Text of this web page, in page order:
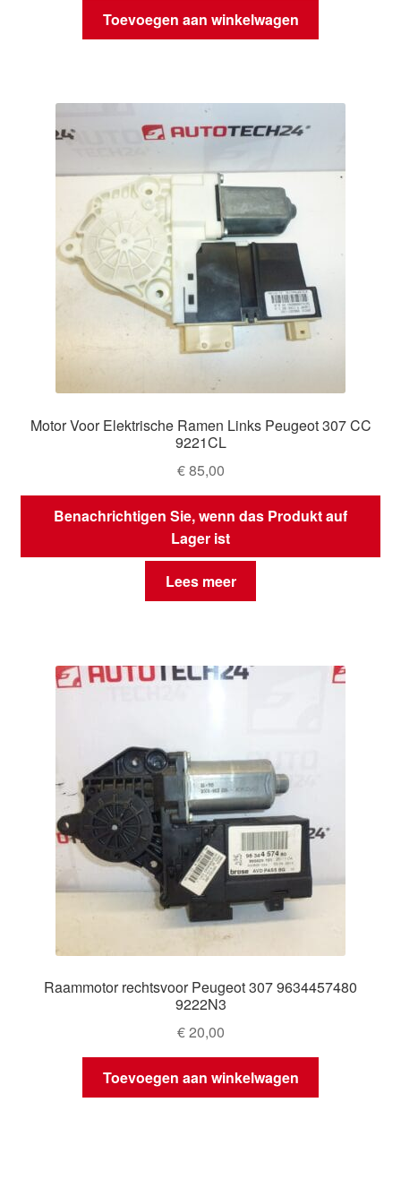
Toevoegen aan winkelwagen
Motor Voor Elektrische Ramen Links Peugeot 307 CC
9221CL
€85,00
Benachrichtigen Sie, wenn das Produkt auf
Lager ist
Lees meer
Raammotor rechtsvoor Peugeot 307 9634457480
9222N3
€20,00
Toevoegen aan winkelwagen